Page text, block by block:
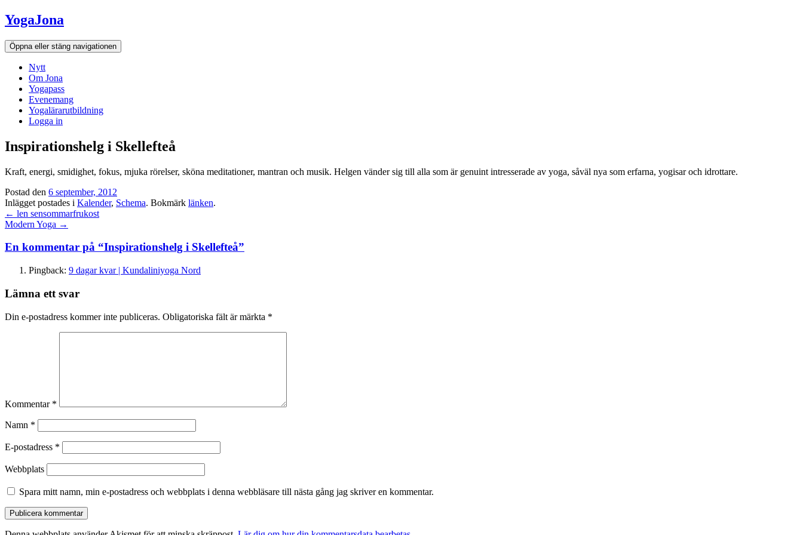
Hoppa
till
innehållet
YogaJona
Öppna eller stäng navigationen
Nytt
Om Jona
Yogapass
Evenemang
Yogalärarutbildning
Logga in
Inspirationshelg i Skellefteå
Kraft, energi, smidighet, fokus, mjuka rörelser, sköna meditationer, mantran och musik. Helgen vänder sig till alla som är genuint intresserade av yoga, såväl nya som erfarna, yogisar och idrottare.
Postad den 6 september, 2012
Inlägget postades i Kalender, Schema. Bokmärk länken.
Inläggsnavigation
← len sensommarfrukost
Modern Yoga →
En kommentar på “Inspirationshelg i Skellefteå”
Pingback: 9 dagar kvar | Kundaliniyoga Nord
Lämna ett svar
Din e-postadress kommer inte publiceras. Obligatoriska fält är märkta *
Kommentar *
Namn *
E-postadress *
Webbplats
Spara mitt namn, min e-postadress och webbplats i denna webbläsare till nästa gång jag skriver en kommentar.
Dessa kakor
går inte att
välja bort. De
behövs för att
över huvud
fungera.
För att vi ska
hur hemsidan
För att vår
hemsida ska
prestera så
bra som
möjligt
under ditt
besök. Om